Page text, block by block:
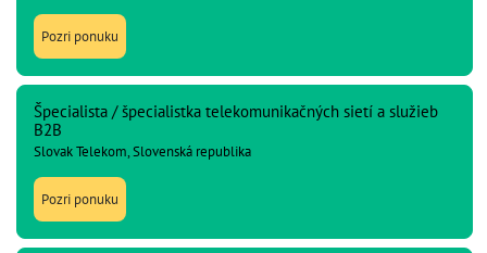
Pozri ponuku
Špecialista / špecialistka telekomunikačných sietí a služieb
B2B
Slovak Telekom, Slovenská republika
Pozri ponuku